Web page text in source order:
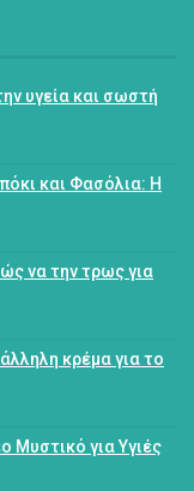
υγεία και σωστή
και Φασόλια: Η
να την τρως για
κρέμα για το
Μυστικό για Υγιές